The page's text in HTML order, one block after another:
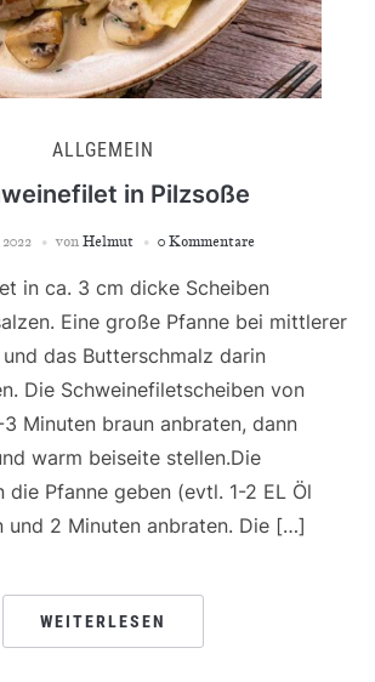
ALLGEMEIN
in Pilzsoße
von Helmut 0 Kommentare
in ca. 3 cm dicke Scheiben
Eine große Pfanne bei mittlerer
das Butterschmalz darin
Die Schweinefiletscheiben von
Minuten braun anbraten, dann
warm beiseite stellen.Die
Pfanne geben (evtl. 1-2 EL Öl
und 2 Minuten anbraten. Die […]
WEITERLESEN